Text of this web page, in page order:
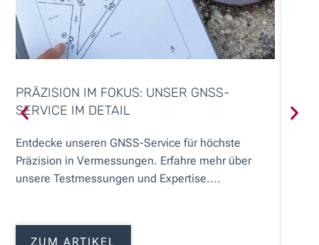
PRÄZISION IM FOKUS: UNSER GNSS-
SERVICE IM DETAIL
Entdecke unseren GNSS-Service für höchste
Präzision in Vermessungen. Erfahre mehr über
unsere Testmessungen und Expertise....
ZUM ARTIKEL